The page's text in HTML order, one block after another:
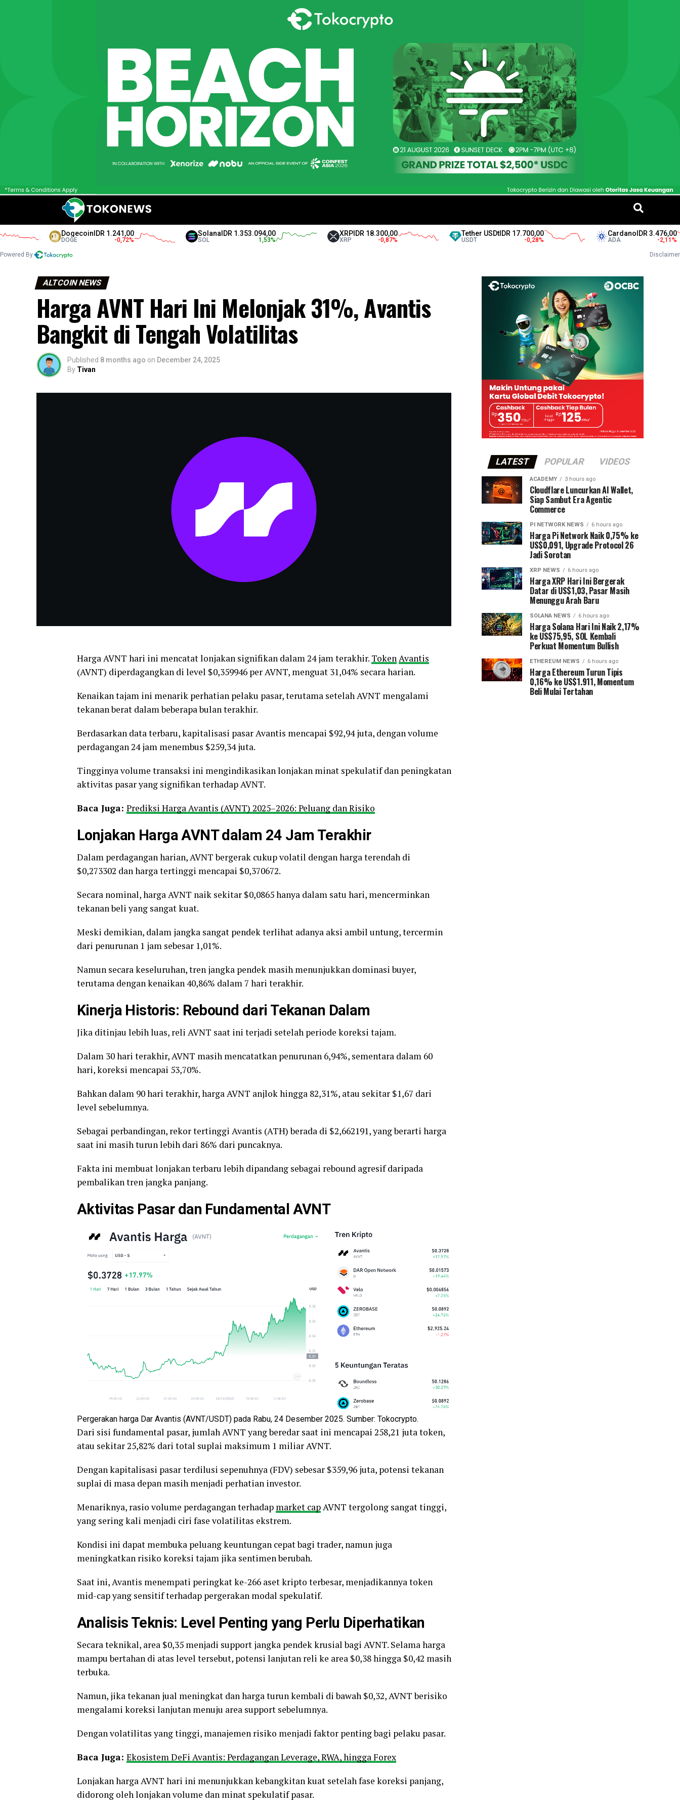
DogecoinIDR 1.241,00
DOGE
SolanaIDR 1.353.094,00
SOL
XRPIDR 18.300,00
XRP
Tether USDtIDR 17.700,00
USDT
CardanoIDR 3.476,00
ADA
Powered By Disclaimer
ALTCOIN NEWS
Harga AVNT Hari Ini Melonjak 31%, Avantis
Bangkit di Tengah Volatilitas
Published 8 months ago on December 24, 2025
By Tivan
Harga AVNT hari ini mencatat lonjakan signifikan dalam 24 jam terakhir. TokenAvantis
(AVNT) diperdagangkan di level $0,359946 per AVNT, menguat 31,04% secara harian.
Kenaikan tajam ini menarik perhatian pelaku pasar, terutama setelah AVNT mengalami
tekanan berat dalam beberapa bulan terakhir.
Berdasarkan data terbaru, kapitalisasi pasar Avantis mencapai $92,94 juta, dengan volume
perdagangan 24 jam menembus $259,34 juta.
Tingginya volume transaksi ini mengindikasikan lonjakan minat spekulatif dan peningkatan
aktivitas pasar yang signifikan terhadap AVNT.
Baca Juga: Prediksi Harga Avantis (AVNT) 2025–2026: Peluang dan Risiko
Lonjakan Harga AVNT dalam 24 Jam Terakhir
Dalam perdagangan harian, AVNT bergerak cukup volatil dengan harga terendah di
$0,273302 dan harga tertinggi mencapai $0,370672.
Secara nominal, harga AVNT naik sekitar $0,0865 hanya dalam satu hari, mencerminkan
tekanan beli yang sangat kuat.
Meski demikian, dalam jangka sangat pendek terlihat adanya aksi ambil untung, tercermin
dari penurunan 1 jam sebesar 1,01%.
Namun secara keseluruhan, tren jangka pendek masih menunjukkan dominasi buyer,
terutama dengan kenaikan 40,86% dalam 7 hari terakhir.
Kinerja Historis: Rebound dari Tekanan Dalam
Jika ditinjau lebih luas, reli AVNT saat ini terjadi setelah periode koreksi tajam.
Dalam 30 hari terakhir, AVNT masih mencatatkan penurunan 6,94%, sementara dalam 60
hari, koreksi mencapai 53,70%.
Bahkan dalam 90 hari terakhir, harga AVNT anjlok hingga 82,31%, atau sekitar $1,67 dari
level sebelumnya.
Sebagai perbandingan, rekor tertinggi Avantis (ATH) berada di $2,662191, yang berarti harga
saat ini masih turun lebih dari 86% dari puncaknya.
Fakta ini membuat lonjakan terbaru lebih dipandang sebagai rebound agresif daripada
pembalikan tren jangka panjang.
Aktivitas Pasar dan Fundamental AVNT
Pergerakan harga Dar Avantis (AVNT/USDT) pada Rabu, 24 Desember 2025. Sumber: Tokocrypto.
Dari sisi fundamental pasar, jumlah AVNT yang beredar saat ini mencapai 258,21 juta token,
atau sekitar 25,82% dari total suplai maksimum 1 miliar AVNT.
Dengan kapitalisasi pasar terdilusi sepenuhnya (FDV) sebesar $359,96 juta, potensi tekanan
suplai di masa depan masih menjadi perhatian investor.
Menariknya, rasio volume perdagangan terhadap market capAVNT tergolong sangat tinggi,
yang sering kali menjadi ciri fase volatilitas ekstrem.
Kondisi ini dapat membuka peluang keuntungan cepat bagi trader, namun juga
meningkatkan risiko koreksi tajam jika sentimen berubah.
Saat ini, Avantis menempati peringkat ke-266 aset kripto terbesar, menjadikannya token
mid-cap yang sensitif terhadap pergerakan modal spekulatif.
Analisis Teknis: Level Penting yang Perlu Diperhatikan
Secara teknikal, area $0,35 menjadi support jangka pendek krusial bagi AVNT. Selama harga
mampu bertahan di atas level tersebut, potensi lanjutan reli ke area $0,38 hingga $0,42 masih
terbuka.
Namun, jika tekanan jual meningkat dan harga turun kembali di bawah $0,32, AVNT berisiko
mengalami koreksi lanjutan menuju area support sebelumnya.
Dengan volatilitas yang tinggi, manajemen risiko menjadi faktor penting bagi pelaku pasar.
Baca Juga: Ekosistem DeFi Avantis: Perdagangan Leverage, RWA, hingga Forex
Lonjakan harga AVNT hari ini menunjukkan kebangkitan kuat setelah fase koreksi panjang,
didorong oleh lonjakan volume dan minat spekulatif pasar.
LATEST POPULAR VIDEOS
ACADEMY 3 hours ago
Cloudflare Luncurkan AI Wallet,
Siap Sambut Era Agentic
Commerce
PI NETWORK NEWS 6 hours ago
Harga Pi Network Naik 0,75% ke
US$0,091, Upgrade Protocol 26
Jadi Sorotan
XRP NEWS 6 hours ago
Harga XRP Hari Ini Bergerak
Datar di US$1,03, Pasar Masih
Menunggu Arah Baru
SOLANA NEWS 6 hours ago
Harga Solana Hari Ini Naik 2,17%
ke US$75,95, SOL Kembali
Perkuat Momentum Bullish
ETHEREUM NEWS 6 hours ago
Harga Ethereum Turun Tipis
0,16% ke US$1.911, Momentum
Beli Mulai Tertahan